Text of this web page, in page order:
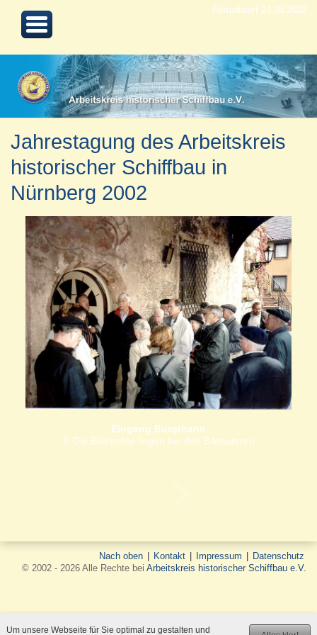
Aktualisiert 24.08.2022
Jahrestagung des Arbeitskreis
historischer Schiffbau in
Nürnberg 2002
Eingang Burgthann
© Die Bildrechte liegen bei den Bildautoren
Nach oben | Kontakt | Impressum | Datenschutz
© 2002 - 2026 Alle Rechte bei Arbeitskreis historischer Schiffbau e.V.
Um unsere Webseite für Sie optimal zu gestalten und